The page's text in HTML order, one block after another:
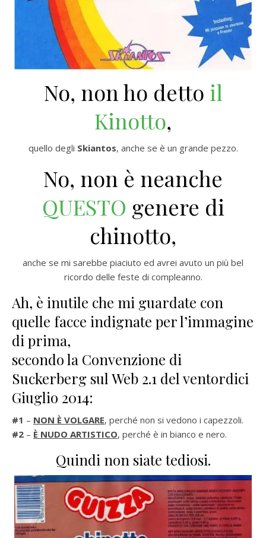
No, non ho detto il
Kinotto,
quello degli Skiantos, anche se è un grande pezzo.
No, non è neanche
QUESTO genere di
chinotto,
anche se mi sarebbe piaciuto ed avrei avuto un più bel
ricordo delle feste di compleanno.
Ah, è inutile che mi guardate con
quelle facce indignate per l’immagine
di prima,
secondo la Convenzione di
Suckerberg sul Web 2.1 del ventordici
Giuglio 2014:
#1 – NON È VOLGARE, perché non si vedono i capezzoli.
#2 – È NUDO ARTISTICO, perché è in bianco e nero.
Quindi non siate tediosi.